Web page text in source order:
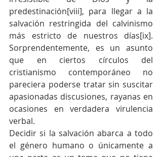
predestinación[viii], para llegar a la
salvación restringida del calvinismo
más estricto de nuestros días[ix].
Sorprendentemente, es un asunto
que en ciertos círculos del
cristianismo contemporáneo no
pareciera poderse tratar sin suscitar
apasionadas discusiones, rayanas en
ocasiones en verdadera virulencia
verbal.
Decidir si la salvación abarca a todo
el género humano o únicamente a